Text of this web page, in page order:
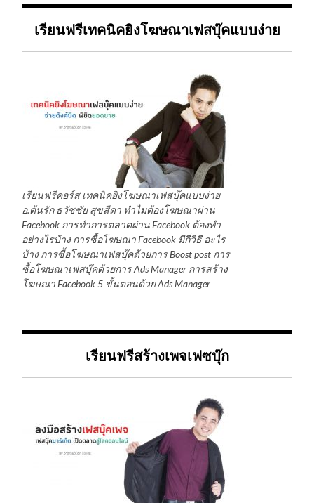
เรียนฟรีเทคนิคยิงโฆษณาเฟสบุ๊คแบบง่าย
เรียนฟรีคอร์ส เทคนิคยิงโฆษณาเฟสบุ๊คแบบง่าย
อ.ต้นรัก ธวัชชัย สุขสีดา ทำไมต้องโฆษณาผ่าน
Facebook การทำการตลาดผ่าน Facebook ต้องทำ
อย่างไรบ้าง การซื้อโฆษณา Facebook มีกี่วิธี อะไร
บ้าง การซื้อโฆษณาเฟสบุ๊คด้วยการ Boost post การ
ซื้อโฆษณาเฟสบุ๊คด้วยการ Ads Manager การสร้าง
โฆษณา Facebook 5 ขั้นตอนด้วย Ads Manager
เรียนฟรีสร้างเพจเฟซบุ๊ก